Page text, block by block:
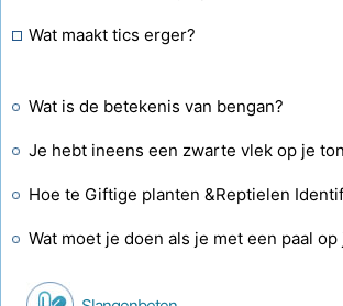
Wat maakt tics erger?
Wat is de betekenis van bengan?
Hoe te Giftige planten &Reptielen